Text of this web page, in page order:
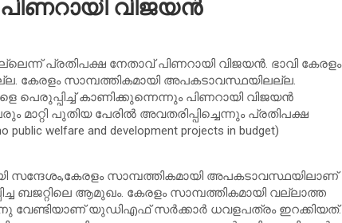
പിണറായി വിജയൻ
പ്രതിപക്ഷ നേതാവ് പിണറായി വിജയൻ. ഭാവി കേരളം
കേരളം സാമ്പത്തികമായി അപകടാവസ്ഥയിലല്ല.
കാണിക്കുന്നെന്നും പിണറായി വിജയൻ
പുതിയ പേരിൽ അവതരിപ്പിച്ചെന്നും പ്രതിപക്ഷ
welfare and development projects in budget)
സാമ്പത്തികമായി അപകടാവസ്ഥയിലാണ്
ബജറ്റിലെ ആമുഖം. കേരളം സാമ്പത്തികമായി വല്ലാത്ത
വേണ്ടിയാണ് യുഡിഎഫ് സർക്കാർ ധവളപത്രം ഇറക്കിയത്.